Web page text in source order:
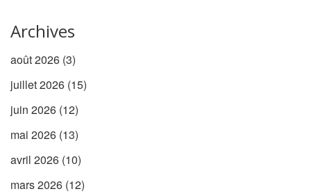
Archives
août 2026 (3)
juillet 2026 (15)
juin 2026 (12)
mai 2026 (13)
avril 2026 (10)
mars 2026 (12)